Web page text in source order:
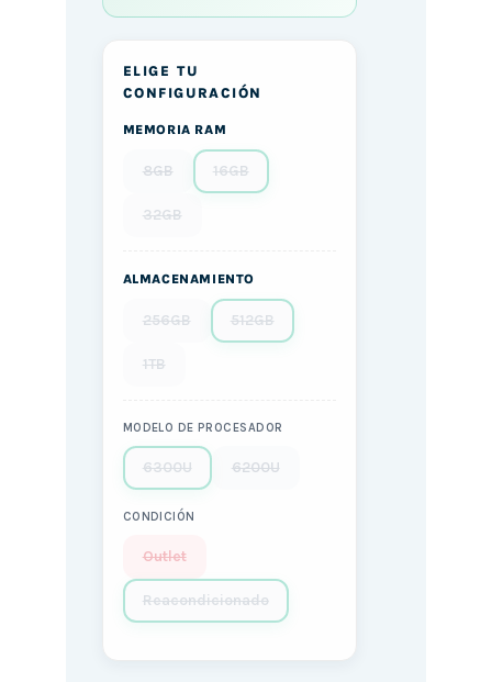
ELIGE TU
CONFIGURACIÓN
MEMORIA RAM
8GB 16GB
32GB
ALMACENAMIENTO
256GB 512GB
1TB
MODELO DE PROCESADOR
6300U 6200U
CONDICIÓN
Outlet
Reacondicionado